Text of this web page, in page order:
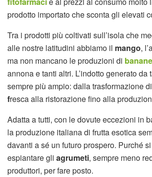
prodotto importato che sconta gli elevati
Tra i prodotti più coltivati sull’isola che
alle nostre latitudini abbiamo il mango,
ma non mancano le produzioni di banane
annona e tanti altri. L’indotto generato
sempre più ampio: dalla trasformazione di
fresca alla ristorazione fino alla
Adatta a tutti, con le dovute eccezioni in
la produzione italiana di frutta esotica
davanti a sé un futuro prospero. Purché
espiantare gli agrumeti, sempre meno
produttori, per fare posto.